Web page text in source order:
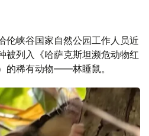
伦峡谷国家自然公园工作人员近
被列入《哈萨克斯坦濒危动物红
的稀有动物——林睡鼠。